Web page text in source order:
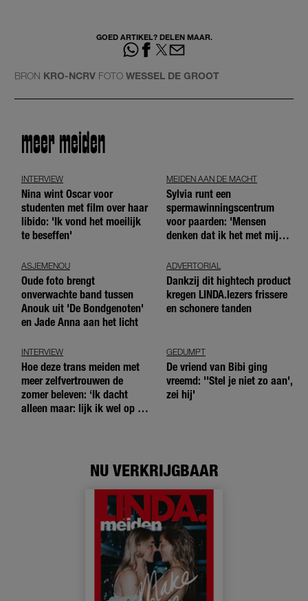
GOED ARTIKEL? DELEN MAAR.
BRON KRO-NCRV FOTO WESSEL DE GROOT
meer meiden
INTERVIEW
Nina wint Oscar voor
studenten met film over haar
libido: 'Ik vond het moeilijk
te beseffen'
MEIDEN AAN DE MACHT
Sylvia runt een
spermawinningscentrum
voor paarden: 'Mensen
denken dat ik het met mijn
ASJEMENOU
Oude foto brengt
onverwachte band tussen
Anouk uit 'De Bondgenoten'
en Jade Anna aan het licht
ADVERTORIAL
Dankzij dit hightech product
kregen LINDA.lezers frissere
en schonere tanden
INTERVIEW
Hoe deze trans meiden met
meer zelfvertrouwen de
zomer beleven: ‘Ik dacht
alleen maar: lijk ik wel op de
GEDUMPT
De vriend van Bibi ging
vreemd: ''Stel je niet zo aan',
zei hij'
NU VERKRIJGBAAR